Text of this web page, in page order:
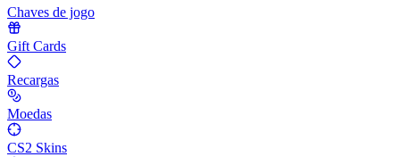
Chaves de jogo
Gift Cards
Recargas
Moedas
CS2 Skins